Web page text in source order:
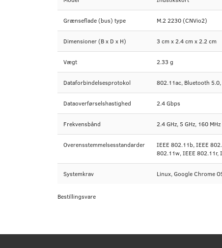
Grænseflade (bus) type M.2 2230 (CNVio2)
Dimensioner (B x D x H) 3 cm x 2.4 cm x 2.2 cm
Vægt 2.33 g
Dataforbindelsesprotokol 802.11ac, Bluetooth
Dataoverførselshastighed 2.4 Gbps
Frekvensbånd 2.4 GHz, 5 GHz, 160 MHz
Overensstemmelsesstandarder
IEEE 802.11b, IEEE
802.11w, IEEE 802.11r,
Systemkrav Linux, Google Chrome
Bestillingsvare